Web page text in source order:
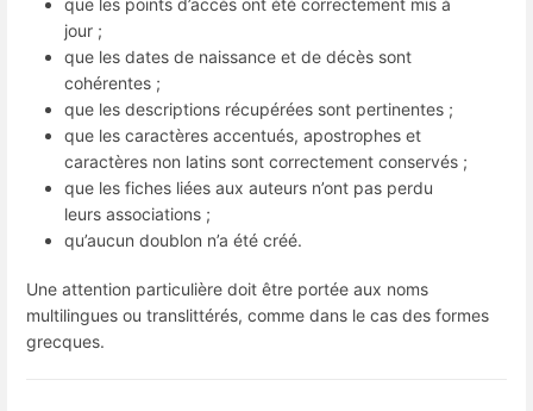
que les points d’accès ont été correctement mis à
jour ;
que les dates de naissance et de décès sont
cohérentes ;
que les descriptions récupérées sont pertinentes ;
que les caractères accentués, apostrophes et
caractères non latins sont correctement conservés ;
que les fiches liées aux auteurs n’ont pas perdu
leurs associations ;
qu’aucun doublon n’a été créé.
Une attention particulière doit être portée aux noms
multilingues ou translittérés, comme dans le cas des formes
grecques.